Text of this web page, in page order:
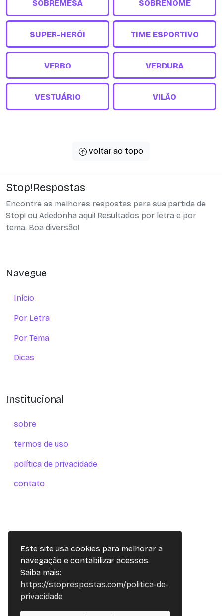
Este site usa cookies para melhorar a
navegação e contabilizar acessos.
Saiba mais:
https://stoprespostas.com/politica-de-
privacidade
SOBREMESA SOBRENOME
SUPER-HERÓI TIME ESPORTIVO
VERBO VERDURA
VESTUÁRIO VILÃO
voltar ao topo
Stop!Respostas
Encontre as melhores respostas para sua partida de
Stop! ou Adedonha aqui! Resultados por letra e por
tema. Boa diversão!
Navegue
Início
Por Letra
Por Tema
Dicas
Institucional
sobre
termos de uso
política de privacidade
contato